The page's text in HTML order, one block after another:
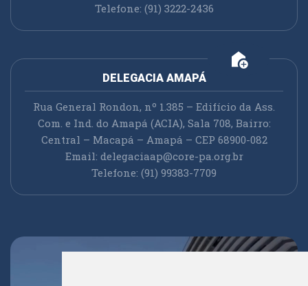
Telefone: (91) 3222-2436
add_home
DELEGACIA AMAPÁ
Rua General Rondon, nº 1.385 – Edifício da Ass.
Com. e Ind. do Amapá (ACIA), Sala 708, Bairro:
Central – Macapá – Amapá – CEP 68900-082
Email: delegaciaap@core-pa.org.br
Telefone: (91) 99383-7709